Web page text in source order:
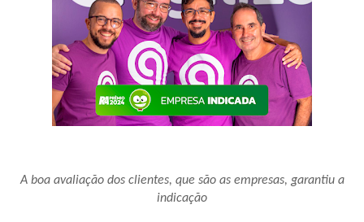
A boa avaliação dos clientes, que são as empresas, garantiu a
indicação